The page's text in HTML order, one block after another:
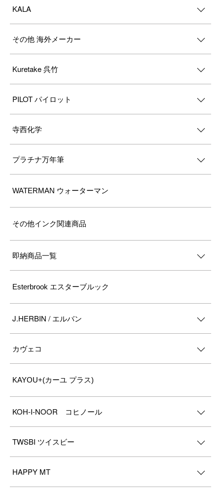
KALA
その他 海外メーカー
Kuretake 呉竹
PILOT パイロット
寺西化学
プラチナ万年筆
WATERMAN ウォーターマン
その他インク関連商品
即納商品一覧
Esterbrook エスターブルック
J.HERBIN / エルバン
カヴェコ
KAYOU+(カーユ プラス)
KOH-I-NOOR コヒノール
TWSBI ツイスビー
HAPPY MT